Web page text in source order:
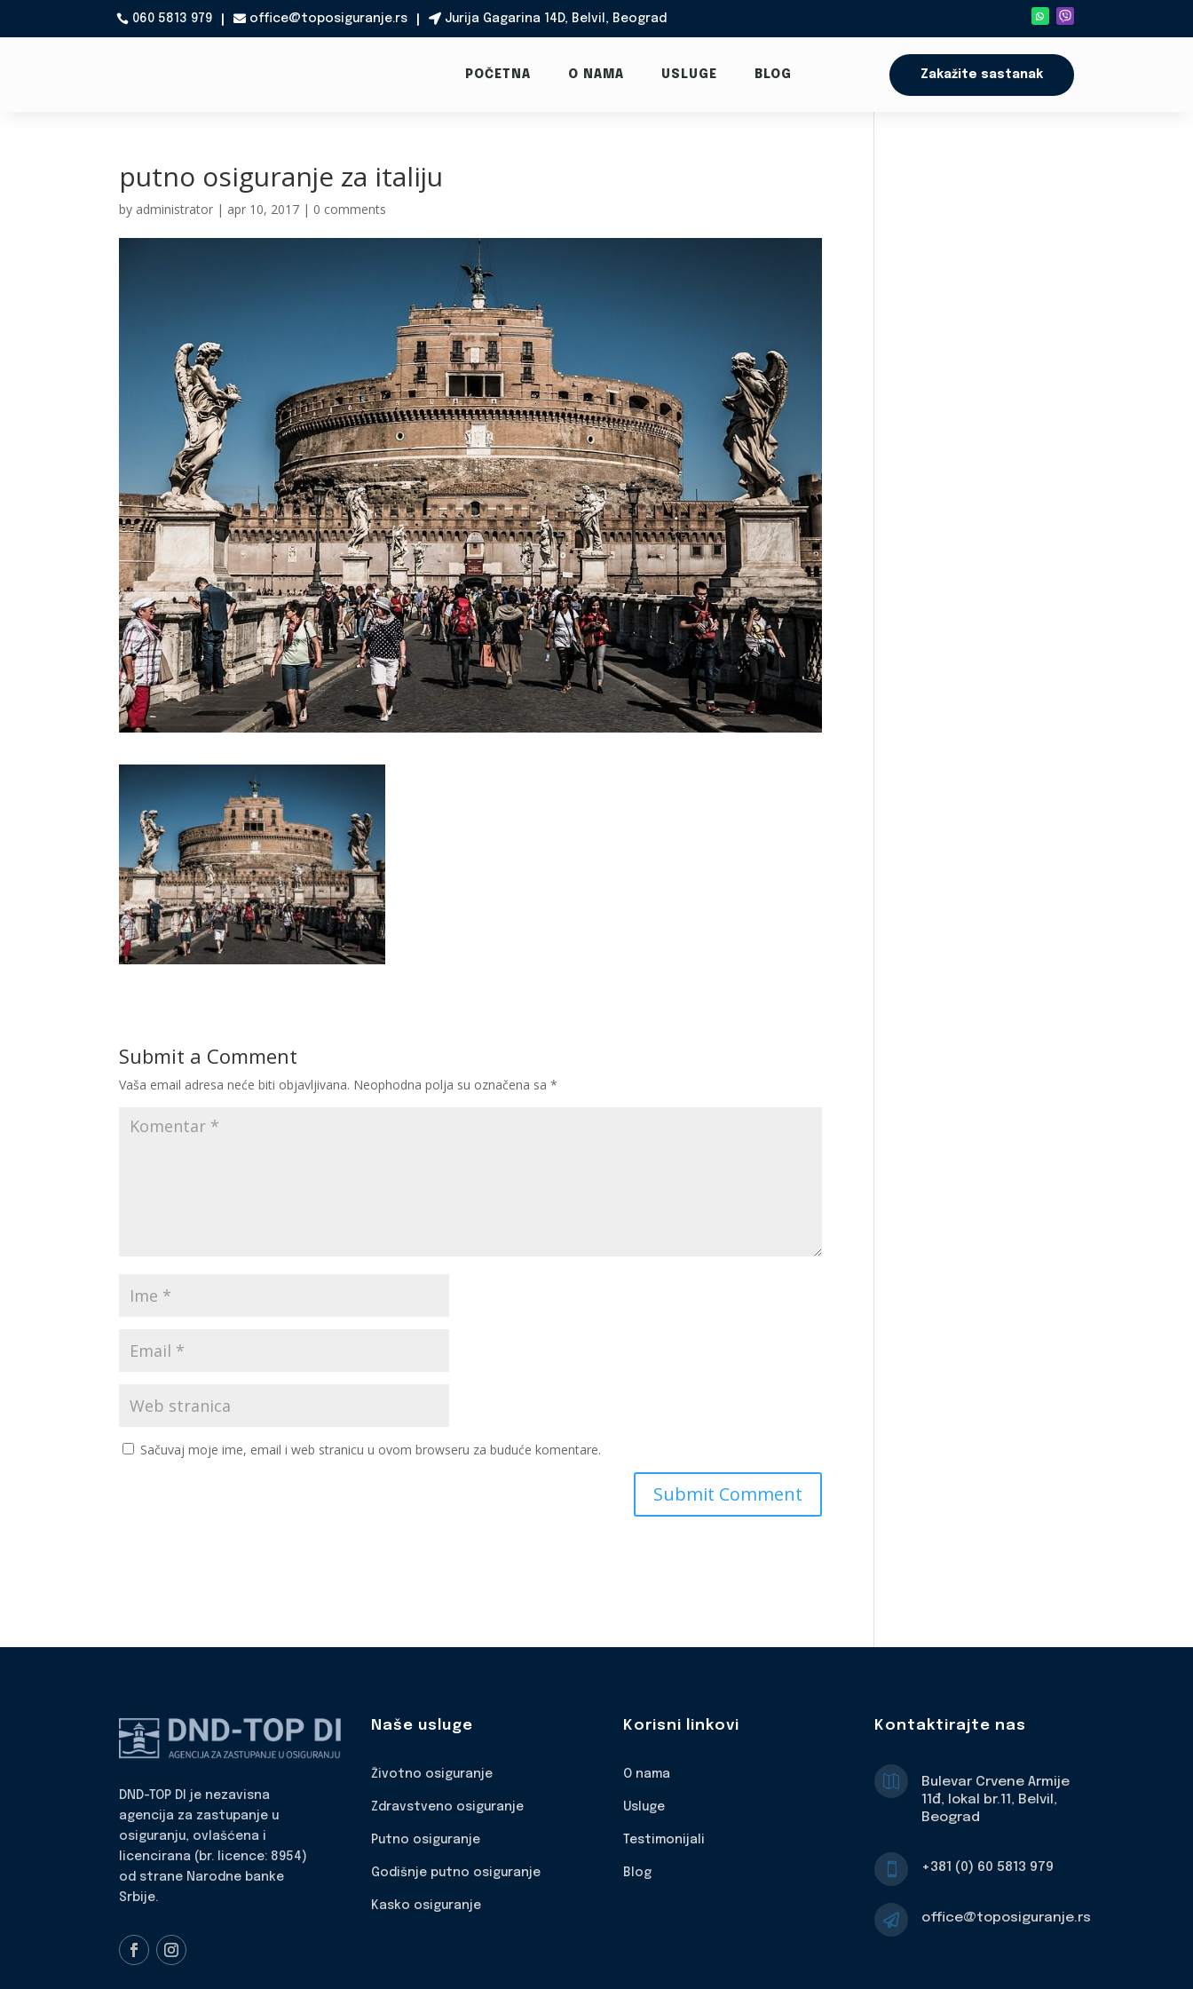
060 5813 979  office@toposiguranje.rs Jurija Gagarina 14D, Belvil, Beograd
POČETNA O NAMA USLUGE BLOG Zakažite sastanak
putno osiguranje za italiju
by administrator | apr 10, 2017 | 0 comments
Submit a Comment
Vaša email adresa neće biti objavljivana. Neophodna polja su označena sa*
Sačuvaj moje ime, email i web stranicu u ovom browseru za buduće komentare.
DND-TOP DI je nezavisna
agencija za zastupanje u
osiguranju, ovlašćena i
licencirana (br. licence: 8954)
od strane Narodne banke
Srbije.
Naše usluge
Životno osiguranje
Zdravstveno osiguranje
Putno osiguranje
Godišnje putno osiguranje
Kasko osiguranje
Korisni linkovi
O nama
Usluge
Testimonijali
Blog
Kontaktirajte nas

Bulevar Crvene Armije
11đ, lokal br.11, Belvil,
Beograd
 +381 (0) 60 5813 979
 office@toposiguranje.rs